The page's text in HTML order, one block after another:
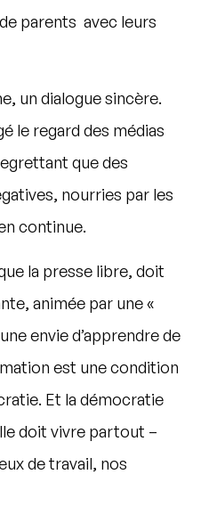
parents avec leurs
un dialogue sincère.
le regard des médias
que des
nourries par les
continue.
la presse libre, doit
animée par une «
envie d’apprendre de
est une condition
Et la démocratie
doit vivre partout –
de travail, nos